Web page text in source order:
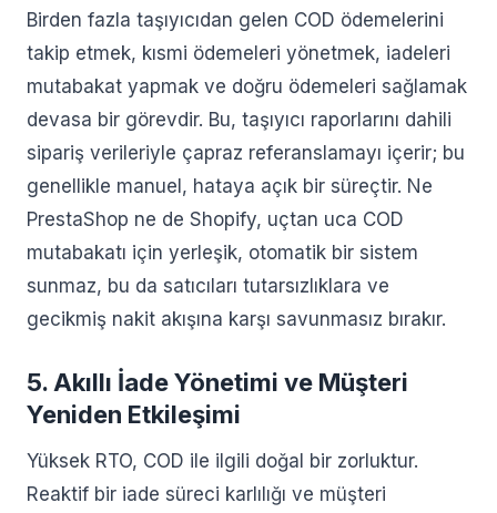
Birden fazla taşıyıcıdan gelen COD ödemelerini
takip etmek, kısmi ödemeleri yönetmek, iadeleri
mutabakat yapmak ve doğru ödemeleri sağlamak
devasa bir görevdir. Bu, taşıyıcı raporlarını dahili
sipariş verileriyle çapraz referanslamayı içerir; bu
genellikle manuel, hataya açık bir süreçtir. Ne
PrestaShop ne de Shopify, uçtan uca COD
mutabakatı için yerleşik, otomatik bir sistem
sunmaz, bu da satıcıları tutarsızlıklara ve
gecikmiş nakit akışına karşı savunmasız bırakır.
5. Akıllı İade Yönetimi ve Müşteri
Yeniden Etkileşimi
Yüksek RTO, COD ile ilgili doğal bir zorluktur.
Reaktif bir iade süreci karlılığı ve müşteri